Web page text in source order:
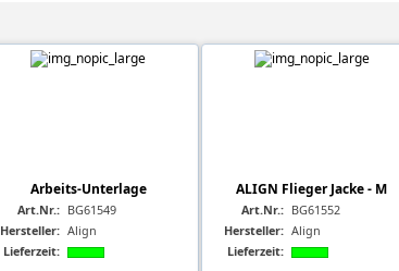
Arbeits-Unterlage
Art.Nr.: BG61549
Hersteller: Align
Lieferzeit:
ALIGN Flieger Jacke - M
Art.Nr.: BG61552
Hersteller: Align
Lieferzeit: